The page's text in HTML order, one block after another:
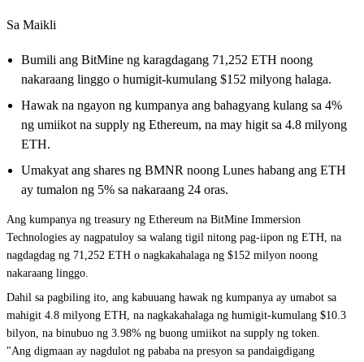
Sa Maikli
Bumili ang BitMine ng karagdagang 71,252 ETH noong
nakaraang linggo o humigit-kumulang $152 milyong halaga.
Hawak na ngayon ng kumpanya ang bahagyang kulang sa 4%
ng umiikot na supply ng Ethereum, na may higit sa 4.8 milyong
ETH.
Umakyat ang shares ng BMNR noong Lunes habang ang ETH
ay tumalon ng 5% sa nakaraang 24 oras.
Ang kumpanya ng treasury ng Ethereum na BitMine Immersion
Technologies ay nagpatuloy sa walang tigil nitong pag-iipon ng ETH, na
nagdagdag ng 71,252 ETH o nagkakahalaga ng $152 milyon noong
nakaraang linggo.
Dahil sa pagbiling ito, ang kabuuang hawak ng kumpanya ay umabot sa
mahigit 4.8 milyong ETH, na nagkakahalaga ng humigit-kumulang $10.3
bilyon, na binubuo ng 3.98% ng buong umiikot na supply ng token.
"Ang digmaan ay nagdulot ng pababa na presyon sa pandaigdigang